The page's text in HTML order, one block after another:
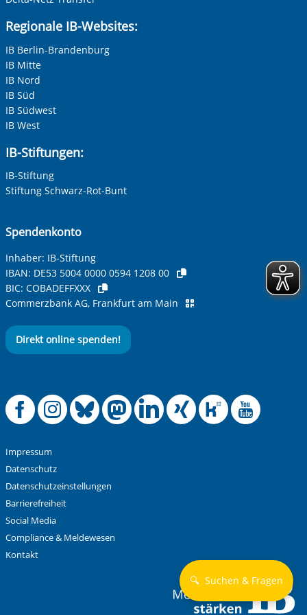
Regionale IB-Websites:
IB Berlin-Brandenburg
IB Mitte
IB Nord
IB Süd
IB Südwest
IB West
IB-Stiftungen:
IB-Stiftung
Stiftung Schwarz-Rot-Bunt
Spendenkonto
Inhaber: IB-Stiftung
IBAN: DE53 5004 0000 0594 1208 00
BIC: COBADEFFXXX
Commerzbank AG, Frankfurt am Main
Direkt online spenden!
Offizielle
Offizielle
Offizielle
Offizielle
Offizielle
Impressum
Datenschutz
Datenschutzeinstellungen
Barrierefreiheit
Social Media
Compliance & Meldewesen
Kontakt
🔍 Suchen & Fragen